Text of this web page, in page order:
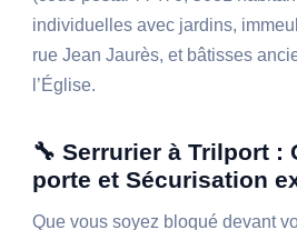
individuelles avec jardins,
rue Jean Jaurès, et bâtisses
l’Église.
🔧 Serrurier à Trilport :
porte et Sécurisation
Que vous soyez bloqué devant